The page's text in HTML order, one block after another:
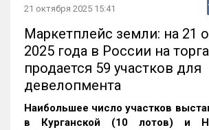
21 октября 2025 15:41
Маркетплейс земли: на 21
2025 года в России на
продается 59 участков для
девелопмента
Наибольшее число участков
в Курганской (10 лотов) и